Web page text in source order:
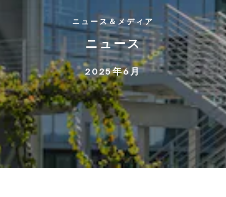
ニュース＆メディア
ニュース
2025年6月